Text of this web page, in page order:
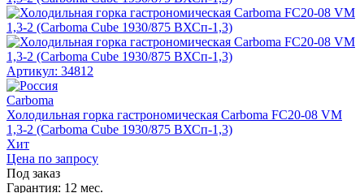
Артикул: 34812
Carboma
Холодильная горка гастрономическая Carboma FC20-08 VM
1,3-2 (Carboma Cube 1930/875 ВХСп-1,3)
Хит
Цена по запросу
Под заказ
Гарантия: 12 мес.